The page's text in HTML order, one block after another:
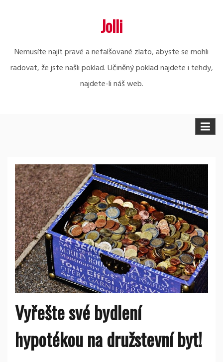
Jolli
Nemusíte najít pravé a nefalšované zlato, abyste se mohli
radovat, že jste našli poklad. Učiněný poklad najdete i tehdy,
najdete-li náš web.
Vyřešte své bydlení
hypotékou na družstevní byt!